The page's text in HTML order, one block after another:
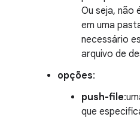
Ou seja, não
em uma
necessário
arquivo de
opções:
push-file
que